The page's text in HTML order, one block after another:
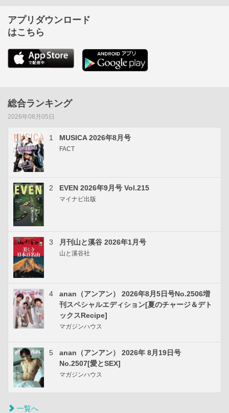
アプリダウンロード
はこちら
総合ランキング
2026年08月05日
1 MUSICA 2026年8月号
FACT
2 EVEN 2026年9月号 Vol.215
マイナビ出版
3 月刊山と溪谷 2026年1月号
山と溪谷社
4
anan（アンアン） 2026年8月5日号No.2506増
刊スペシャルエディション[夏のチャージ＆デト
ックスRecipe]
マガジンハウス
5
anan（アンアン） 2026年 8月19日号
No.2507[愛とSEX]
マガジンハウス
一覧へ